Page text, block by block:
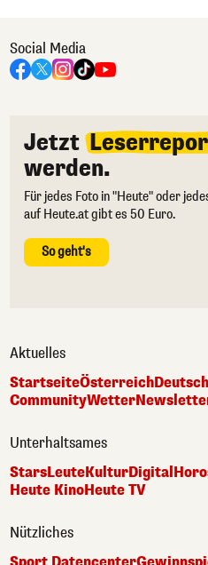
Social Media
Jetzt
werden.
Für jedes Foto in "Heute" oder
auf Heute.at gibt es 50 Euro.
So geht's
Aktuelles
StartseiteÖsterreich
CommunityWetter
Unterhaltsames
StarsLeuteKulturDigital
Heute KinoHeute TV
Nützliches